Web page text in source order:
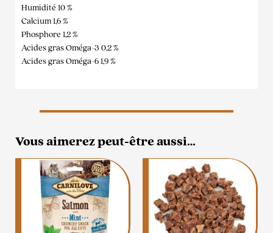
Humidité 10 %
Calcium 1,6 %
Phosphore 1,2 %
Acides gras Oméga-3 0,2 %
Acides gras Oméga-6 1,9 %
Vous aimerez peut-être aussi…